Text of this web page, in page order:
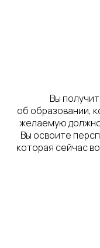
Вы
об образовании,
желаемую
Вы освоите
которая сейчас